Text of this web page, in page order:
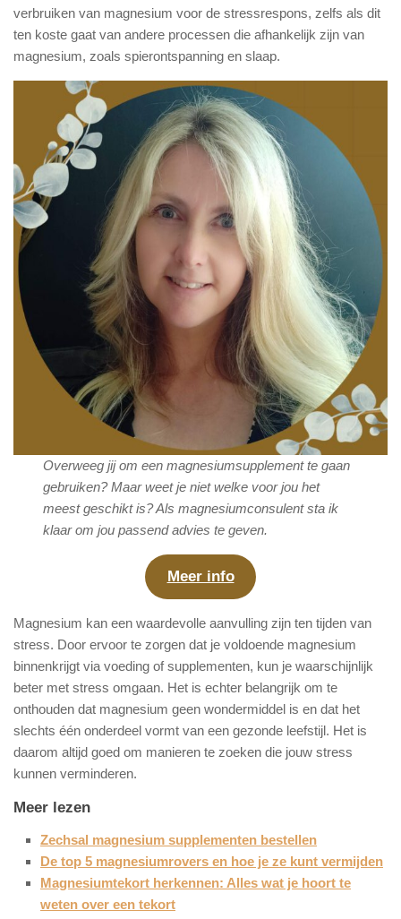
verbruiken van magnesium voor de stressrespons, zelfs als dit
ten koste gaat van andere processen die afhankelijk zijn van
magnesium, zoals spierontspanning en slaap.
Overweeg jij om een magnesiumsupplement te gaan
gebruiken? Maar weet je niet welke voor jou het
meest geschikt is? Als magnesiumconsulent sta ik
klaar om jou passend advies te geven.
Meer info
Magnesium kan een waardevolle aanvulling zijn ten tijden van
stress. Door ervoor te zorgen dat je voldoende magnesium
binnenkrijgt via voeding of supplementen, kun je waarschijnlijk
beter met stress omgaan. Het is echter belangrijk om te
onthouden dat magnesium geen wondermiddel is en dat het
slechts één onderdeel vormt van een gezonde leefstijl. Het is
daarom altijd goed om manieren te zoeken die jouw stress
kunnen verminderen.
Meer lezen
Zechsal magnesium supplementen bestellen
De top 5 magnesiumrovers en hoe je ze kunt vermijden
Magnesiumtekort herkennen: Alles wat je hoort te
weten over een tekort